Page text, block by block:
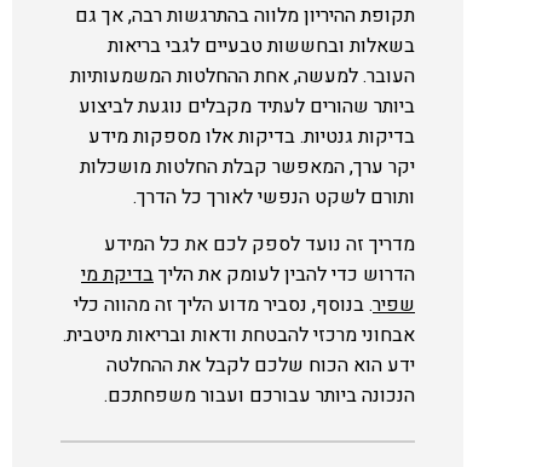
תקופת ההיריון מלווה בהתרגשות רבה, אך גם
בשאלות ובחששות טבעיים לגבי בריאות
העובר. למעשה, אחת ההחלטות המשמעותיות
ביותר שהורים לעתיד מקבלים נוגעת לביצוע
בדיקות גנטיות. בדיקות אלו מספקות מידע
יקר ערך, המאפשר קבלת החלטות מושכלות
ותורם לשקט הנפשי לאורך כל הדרך.
מדריך זה נועד לספק לכם את כל המידע
הדרוש כדי להבין לעומק את הליךבדיקת מי
שפיר. בנוסף, נסביר מדוע הליך זה מהווה כלי
אבחוני מרכזי להבטחת ודאות ובריאות מיטבית.
ידע הוא הכוח שלכם לקבל את ההחלטה
הנכונה ביותר עבורכם ועבור משפחתכם.